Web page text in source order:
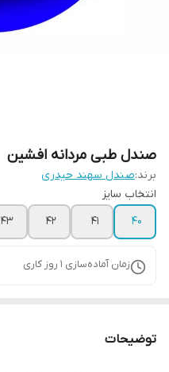
صندل طبی مردانه افشین
برند:صندل سهند حیدری
انتخاب سایز
40
۴۱ ۴۲ ۴۳
زمان آماده‌سازی 1 روز کاری
توضیحات